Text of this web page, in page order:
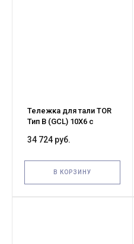
Тележка для тали TOR
Тип В (GCL) 10Х6 с
передвижения (G)
34 724 руб.
В КОРЗИНУ